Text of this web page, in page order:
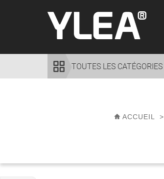
TOUTES LES CATÉGORIES
ACCUEIL >